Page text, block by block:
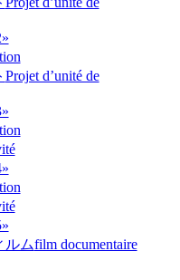
Projet d’unité de
ルムfilm documentaire